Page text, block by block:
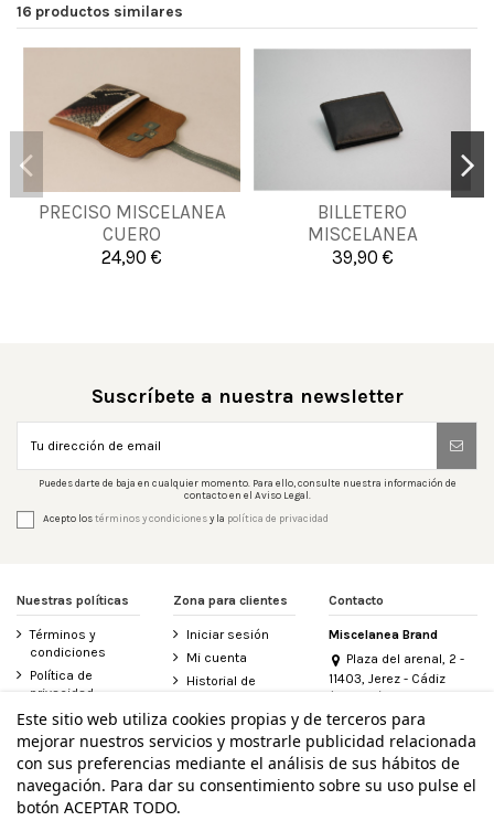
16 productos similares
PRECISO MISCELANEA
CUERO
24,90 €
UNICA
Añadir al carrito
BILLETERO
MISCELANEA
39,90 €
UNICA
Añadir al carrito
Suscríbete a nuestra newsletter
Puedes darte de baja en cualquier momento. Para ello, consulte nuestra información de
contacto en el Aviso Legal.
Acepto lostérminos y condicionesy la política de privacidad
Nuestras políticas
Términos y
condiciones
Política de
privacidad
Aviso legal
Política de
cookies
Accesibilidad
Zona para clientes
Iniciar sesión
Mi cuenta
Historial de
Contacte con
nosotros
Derecho de
desistimiento
Contacto
Miscelanea Brand
Plaza del arenal, 2 -
11403, Jerez - Cádiz
(España)
956 155 340
info@miscelanea.online
Este sitio web utiliza cookies propias y de terceros para
mejorar nuestros servicios y mostrarle publicidad relacionada
con sus preferencias mediante el análisis de sus hábitos de
navegación. Para dar su consentimiento sobre su uso pulse el
botón ACEPTAR TODO.